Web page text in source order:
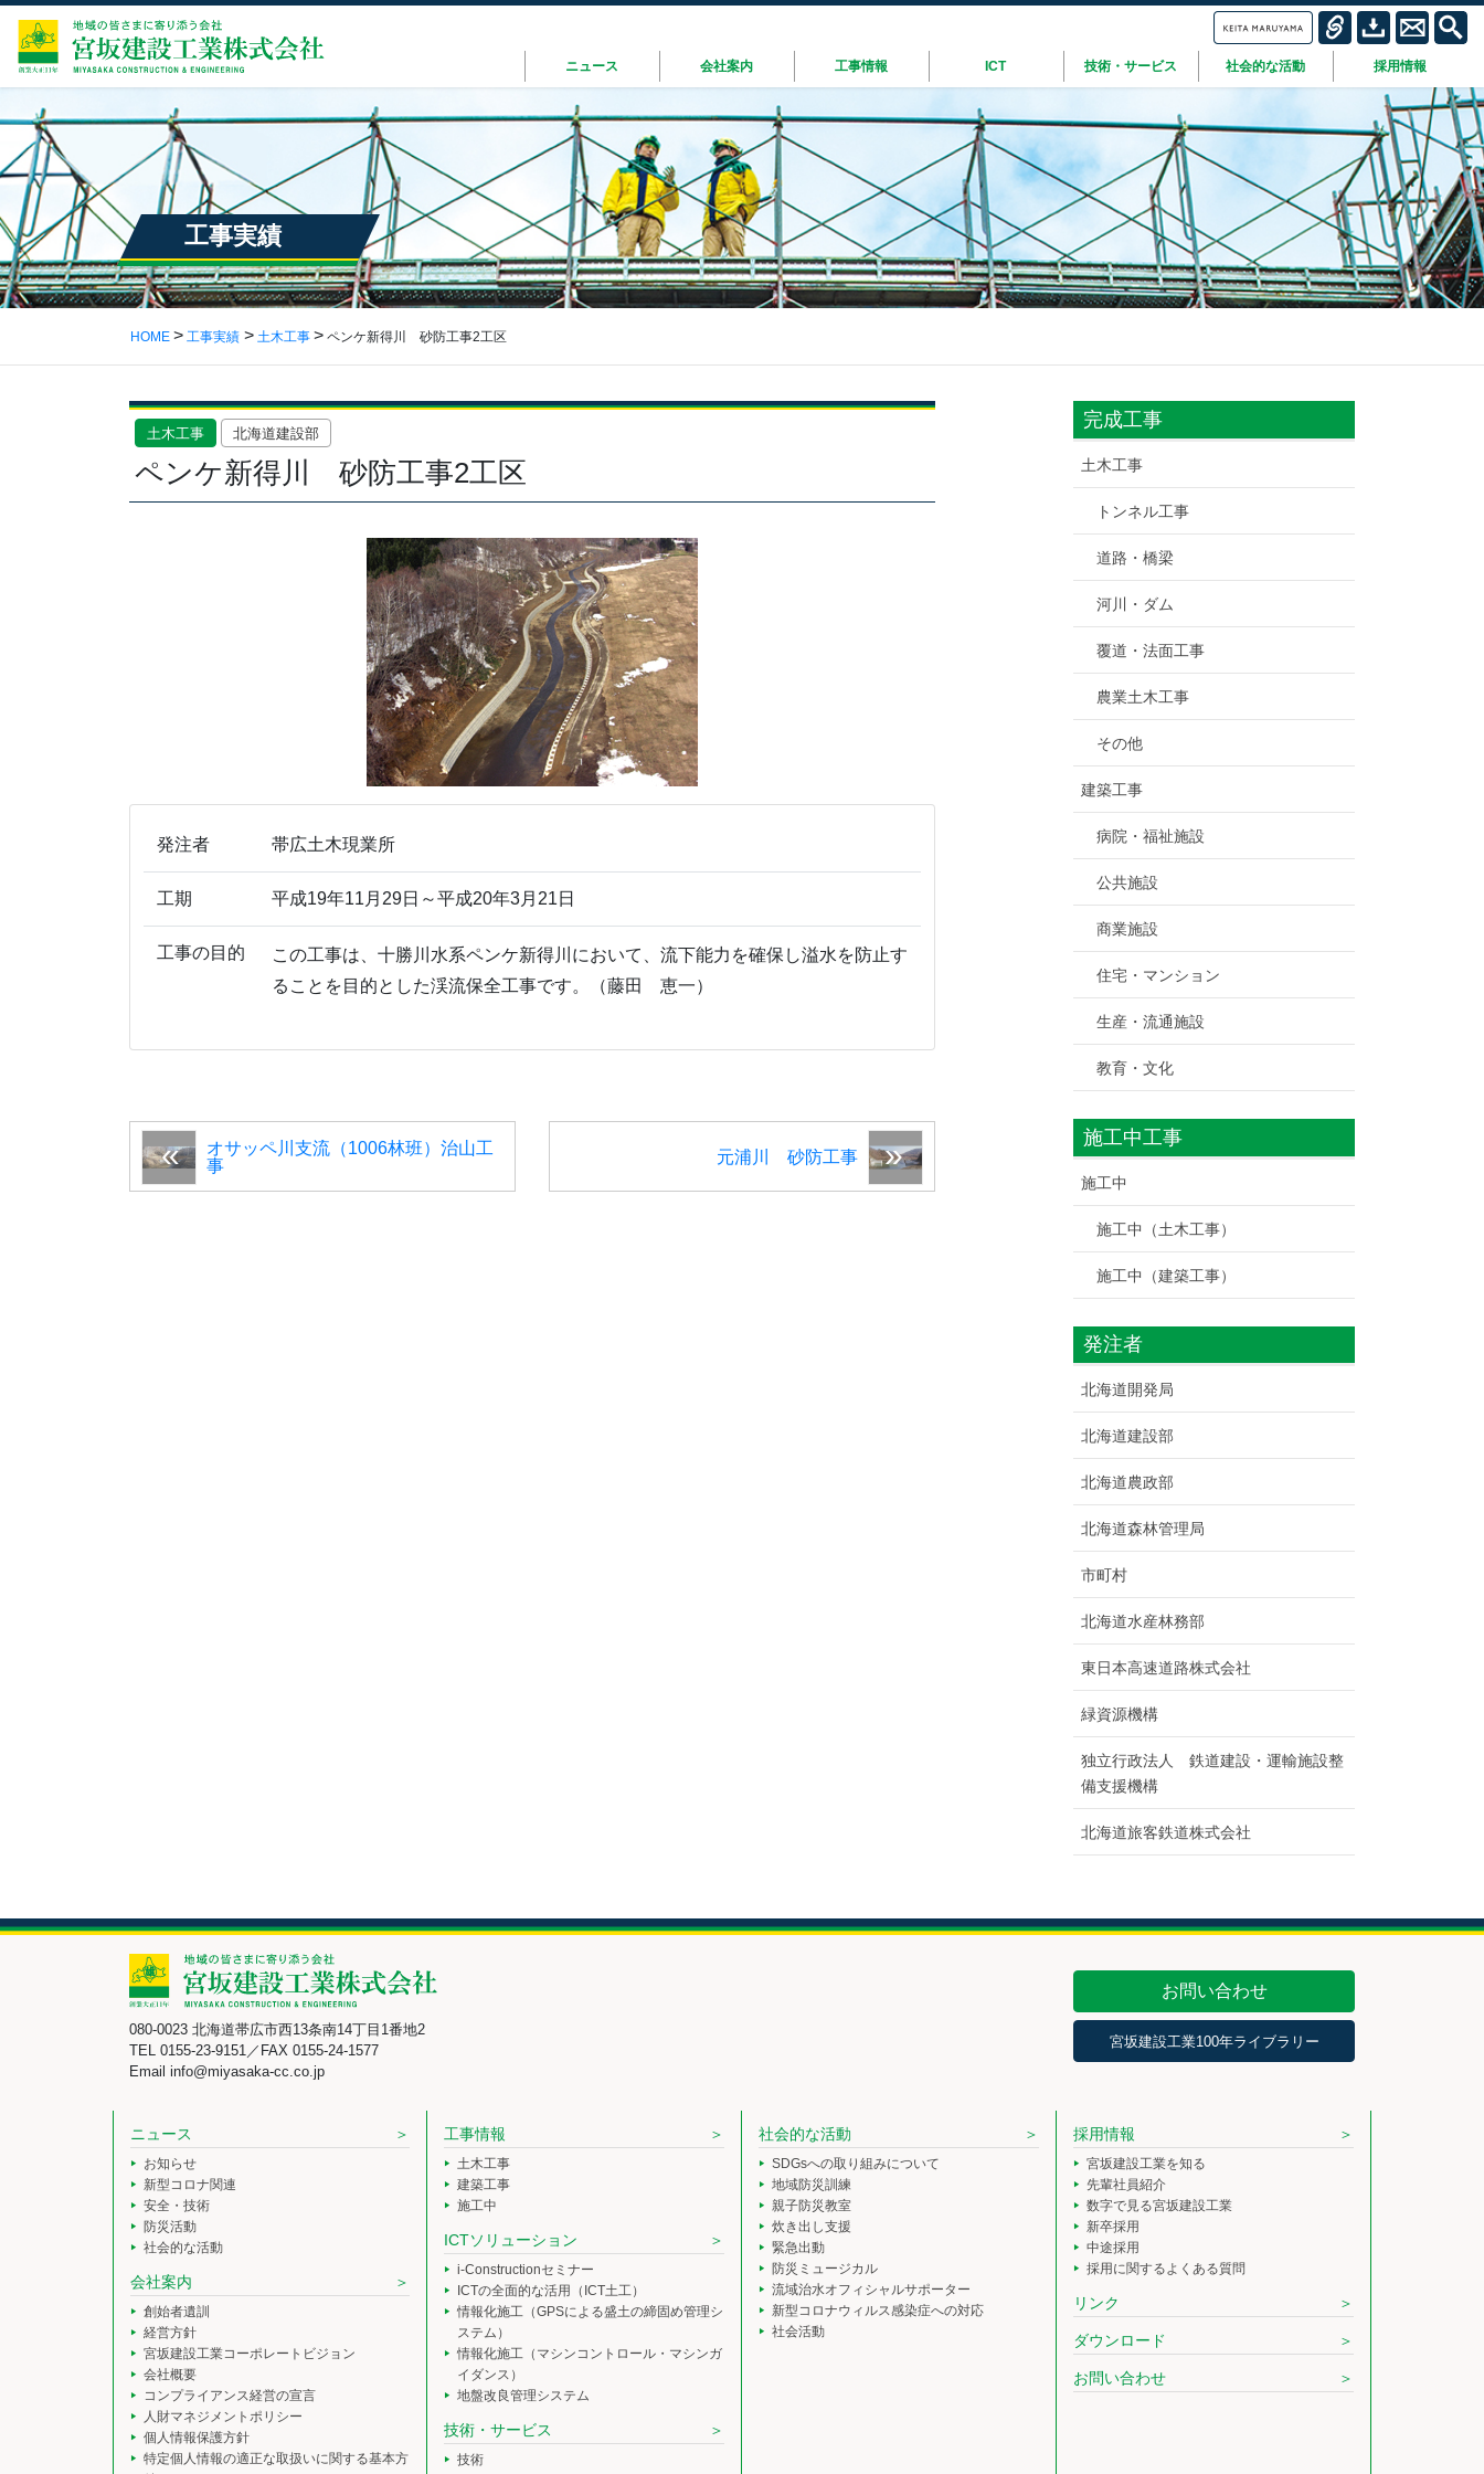
ニュース 会社案内 工事情報 ICT 技術・サービス 社会的な活動 採用情報
工事実績
HOME 工事実績 土木工事 ペンケ新得川 砂防工事2工区
土木工事 北海道建設部
ペンケ新得川 砂防工事2工区
発注者 帯広土木現業所
工期 平成19年11月29日～平成20年3月21日
工事の目的
この工事は、十勝川水系ペンケ新得川において、流下能力を確保し溢水を防止す
ることを目的とした渓流保全工事です。（藤田 恵一）
オサッペ川支流（1006林班）治山工
事
元浦川 砂防工事
完成工事
土木工事
トンネル工事
道路・橋梁
河川・ダム
覆道・法面工事
農業土木工事
その他
建築工事
病院・福祉施設
公共施設
商業施設
住宅・マンション
生産・流通施設
教育・文化
施工中工事
施工中
施工中（土木工事）
施工中（建築工事）
発注者
北海道開発局
北海道建設部
北海道農政部
北海道森林管理局
市町村
北海道水産林務部
東日本高速道路株式会社
緑資源機構
独立行政法人 鉄道建設・運輸施設整
備支援機構
北海道旅客鉄道株式会社
080-0023 北海道帯広市西13条南14丁目1番地2
TEL 0155-23-9151／FAX 0155-24-1577
Email info@miyasaka-cc.co.jp
お問い合わせ
宮坂建設工業100年ライブラリー
ニュース
お知らせ
新型コロナ関連
安全・技術
防災活動
社会的な活動
会社案内
創始者遺訓
経営方針
宮坂建設工業コーポレートビジョン
会社概要
コンプライアンス経営の宣言
人財マネジメントポリシー
個人情報保護方針
特定個人情報の適正な取扱いに関する基本方
工事情報
土木工事
建築工事
施工中
ICTソリューション
i-Constructionセミナー
ICTの全面的な活用（ICT土工）
情報化施工（GPSによる盛土の締固め管理シ
ステム）
情報化施工（マシンコントロール・マシンガ
イダンス）
地盤改良管理システム
技術・サービス
技術
社会的な活動
SDGsへの取り組みについて
地域防災訓練
親子防災教室
炊き出し支援
緊急出動
防災ミュージカル
流域治水オフィシャルサポーター
新型コロナウィルス感染症への対応
社会活動
採用情報
宮坂建設工業を知る
先輩社員紹介
数字で見る宮坂建設工業
新卒採用
中途採用
採用に関するよくある質問
リンク
ダウンロード
お問い合わせ